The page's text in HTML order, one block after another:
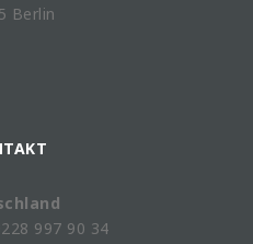
Berlin
997 90 34